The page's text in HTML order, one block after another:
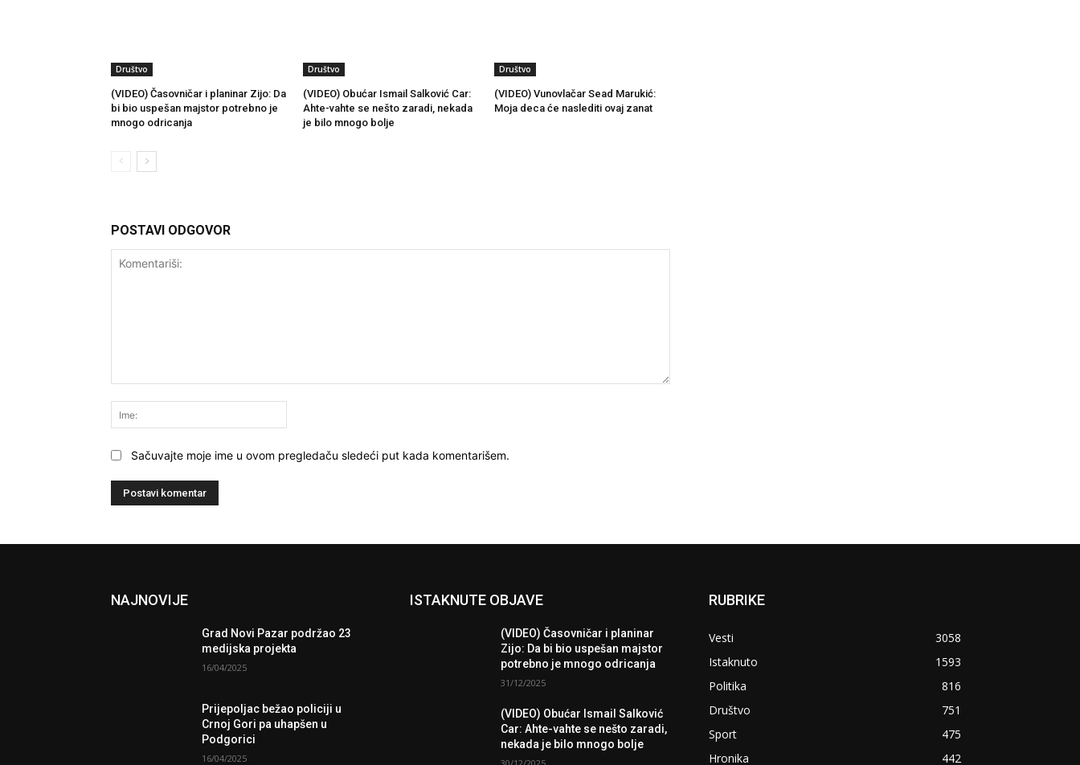
Društvo
(VIDEO) Časovničar i planinar Zijo: Da
bi bio uspešan majstor potrebno je
mnogo odricanja
Društvo
(VIDEO) Obućar Ismail Salković Car:
Ahte-vahte se nešto zaradi, nekada
je bilo mnogo bolje
Društvo
(VIDEO) Vunovlačar Sead Marukić:
Moja deca će naslediti ovaj zanat
POSTAVI ODGOVOR
Sačuvajte moje ime u ovom pregledaču sledeći put kada komentarišem.
NAJNOVIJE
Grad Novi Pazar podržao 23
medijska projekta
16/04/2025
Prijepoljac bežao policiji u
Crnoj Gori pa uhapšen u
Podgorici
16/04/2025
ISTAKNUTE OBJAVE
(VIDEO) Časovničar i planinar
Zijo: Da bi bio uspešan majstor
potrebno je mnogo odricanja
31/12/2025
(VIDEO) Obućar Ismail Salković
Car: Ahte-vahte se nešto zaradi,
nekada je bilo mnogo bolje
RUBRIKE
Vesti
3058
Istaknuto
1593
Politika
816
Društvo
751
Sport
475
Hronika
442